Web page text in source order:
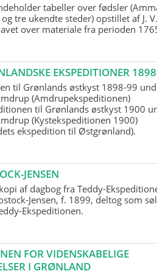
tabeller over fødsler
tre ukendte steder) opstillet af J.
over materiale fra perioden
EKSPEDITIONER
til Grønlands østkyst 1898-99
(Amdrupekspeditionen)
til Grønlands østkyst 1900
(Kystekspeditionen 1900)
ekspedition til Østgrønland).
JENSEN
af dagbog fra Teddy-
Jensen, f. 1899, deltog som
Ekspeditionen.
FOR VIDENSKABELIGE
I GRØNLAND